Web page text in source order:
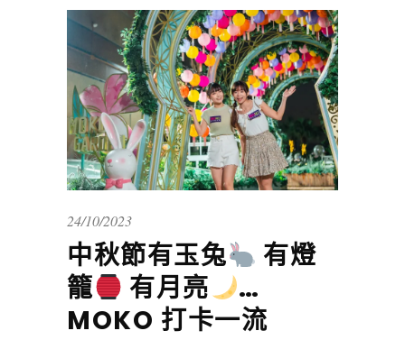
24/10/2023
中秋節有玉兔
有燈
籠
有月亮
…
MOKO 打卡一流